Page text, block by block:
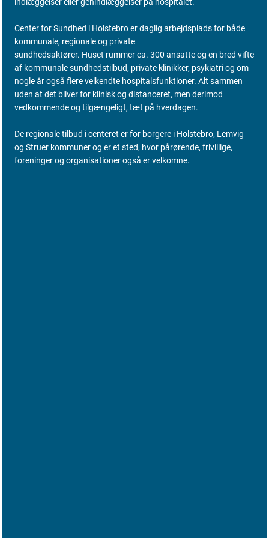
indlæggelser eller genindlæggelser på hospitalet.
Center for Sundhed i Holstebro er daglig arbejdsplads for både
kommunale, regionale og private
sundhedsaktører. Huset rummer ca. 300 ansatte og en bred vifte
af kommunale sundhedstilbud, private klinikker, psykiatri og om
nogle år også flere velkendte hospitalsfunktioner. Alt sammen
uden at det bliver for klinisk og distanceret, men derimod
vedkommende og tilgængeligt, tæt på hverdagen.
De regionale tilbud i centeret er for borgere i Holstebro, Lemvig
og Struer kommuner og er et sted, hvor pårørende, frivillige,
foreninger og organisationer også er velkomne.